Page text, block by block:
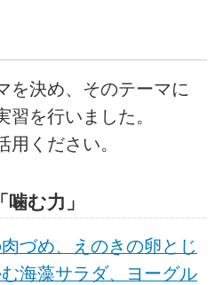
を決め、そのテーマに
を行いました。
用ください。
む力」
づめ、えのきの卵とじ
海藻サラダ、ヨーグル